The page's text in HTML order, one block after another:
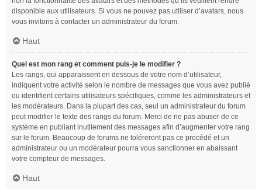
disponible aux utilisateurs. Si vous ne pouvez pas utiliser d’avatars, nous
vous invitons à contacter un administrateur du forum.
Haut
Quel est mon rang et comment puis-je le modifier ?
Les rangs, qui apparaissent en dessous de votre nom d’utilisateur,
indiquent votre activité selon le nombre de messages que vous avez publié
ou identifient certains utilisateurs spécifiques, comme les administrateurs et
les modérateurs. Dans la plupart des cas, seul un administrateur du forum
peut modifier le texte des rangs du forum. Merci de ne pas abuser de ce
système en publiant inutilement des messages afin d’augmenter votre rang
sur le forum. Beaucoup de forums ne toléreront pas ce procédé et un
administrateur ou un modérateur pourra vous sanctionner en abaissant
votre compteur de messages.
Haut